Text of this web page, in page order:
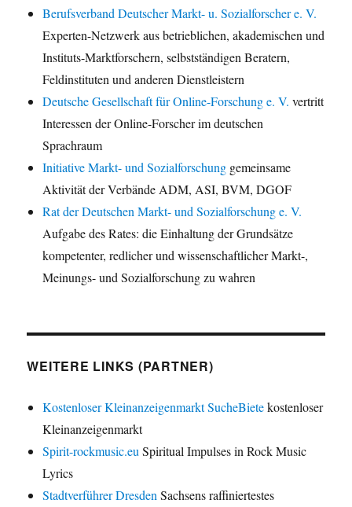
Berufsverband Deutscher Markt- u. Sozialforscher e. V.
Experten-Netzwerk aus betrieblichen, akademischen und
Instituts-Marktforschern, selbstständigen Beratern,
Feldinstituten und anderen Dienstleistern
Deutsche Gesellschaft für Online-Forschung e. V. vertritt
Interessen der Online-Forscher im deutschen
Sprachraum
Initiative Markt- und Sozialforschung gemeinsame
Aktivität der Verbände ADM, ASI, BVM, DGOF
Rat der Deutschen Markt- und Sozialforschung e. V.
Aufgabe des Rates: die Einhaltung der Grundsätze
kompetenter, redlicher und wissenschaftlicher Markt-,
Meinungs- und Sozialforschung zu wahren
WEITERE LINKS (PARTNER)
Kostenloser Kleinanzeigenmarkt SucheBietekostenloser
Kleinanzeigenmarkt
Spirit-rockmusic.eu Spiritual Impulses in Rock Music
Lyrics
Stadtverführer Dresden Sachsens raffiniertestes